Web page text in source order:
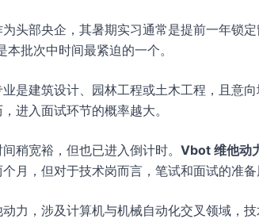
为头部央企，其暑期实习通常是提前一年锁
本批次中时间最紧迫的一个。
是建筑设计、园林工程或土木工程，且意
进入面试环节的概率越大。
稍宽裕，但也已进入倒计时。 Vbot 维他动
月，但对于技术岗而言，笔试和面试的准备
力，涉及计算机与机械自动化交叉领域，